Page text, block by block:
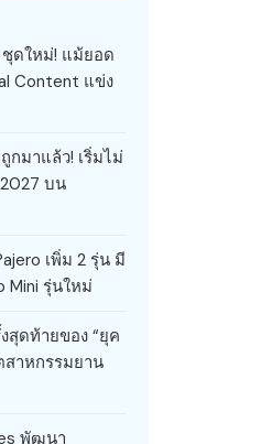
ชุดใหม่! แม้ยอด
Content แข่ง
กมาแล้ว! เริ่มไม่
บน
เพิ่ม 2 รุ่น มี
Mini รุ่นใหม่
สุดท้ายของ “ยุค
าหกรรมยาน
พัฒนา